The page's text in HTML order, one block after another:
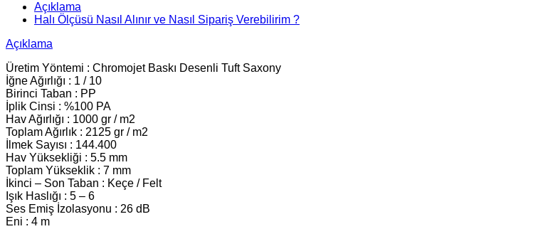
Açıklama
Halı Ölçüsü Nasıl Alınır ve Nasıl Sipariş Verebilirim ?
Açıklama
Üretim Yöntemi : Chromojet Baskı Desenli Tuft Saxony
İğne Ağırlığı : 1 / 10
Birinci Taban : PP
İplik Cinsi : %100 PA
Hav Ağırlığı : 1000 gr / m2
Toplam Ağırlık : 2125 gr / m2
İlmek Sayısı : 144.400
Hav Yüksekliği : 5.5 mm
Toplam Yükseklik : 7 mm
İkinci – Son Taban : Keçe / Felt
Işık Haslığı : 5 – 6
Ses Emiş İzolasyonu : 26 dB
Eni : 4 m